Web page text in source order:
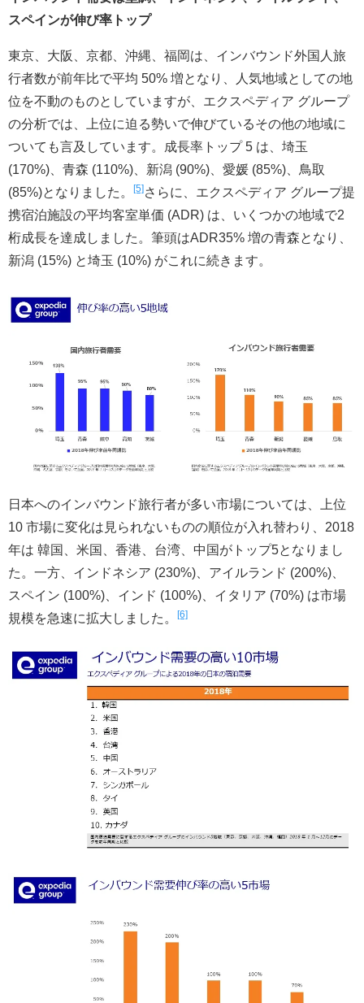
スペインが伸び率トップ
東京、大阪、京都、沖縄、福岡は、インバウンド外国人旅
行者数が前年比で平均 50% 増となり、人気地域としての地
位を不動のものとしていますが、エクスペディア グループ
の分析では、上位に迫る勢いで伸びているその他の地域に
ついても言及しています。成長率トップ 5 は、埼玉
(170%)、青森 (110%)、新潟 (90%)、愛媛 (85%)、鳥取
(85%)となりました。
[5] さらに、エクスペディア グループ提
携宿泊施設の平均客室単価 (ADR) は、いくつかの地域で2
桁成長を達成しました。筆頭はADR35% 増の青森となり、
新潟 (15%) と埼玉 (10%) がこれに続きます。
日本へのインバウンド旅行者が多い市場については、上位
10 市場に変化は見られないものの順位が入れ替わり、2018
年は 韓国、米国、香港、台湾、中国がトップ5となりまし
た。一方、インドネシア (230%)、アイルランド (200%)、
スペイン (100%)、インド (100%)、イタリア (70%) は市場
規模を急速に拡大しました。
[6]